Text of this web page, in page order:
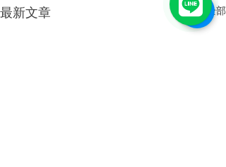
最新文章 查看全部